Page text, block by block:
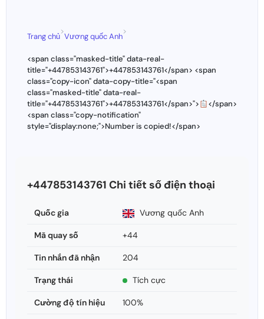
Trang chủ
>
Vương quốc Anh
>
<span class="masked-title" data-real-
title="+447853143761">+447853143761</span> <span
class="copy-icon" data-copy-title="<span
class="masked-title" data-real-
title="+447853143761">+447853143761</span>">
</span>
<span class="copy-notification"
style="display:none;">Number is copied!</span>
+447853143761 Chi tiết số điện thoại
Quốc gia Vương quốc Anh
Mã quay số +44
Tin nhắn đã nhận 204
Trạng thái Tích cực
Cường độ tín hiệu 100%